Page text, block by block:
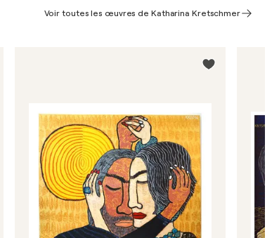
Voir toutes les œuvres de Katharina Kretschmer